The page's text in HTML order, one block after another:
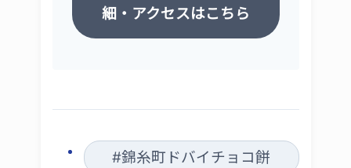
細・アクセスはこちら
#錦糸町ドバイチョコ餅